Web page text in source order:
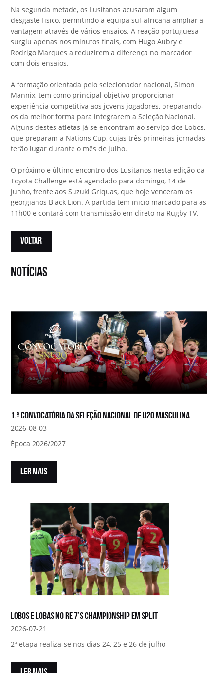
Na segunda metade, os Lusitanos acusaram algum
desgaste físico, permitindo à equipa sul-africana ampliar a
vantagem através de vários ensaios. A reação portuguesa
surgiu apenas nos minutos finais, com Hugo Aubry e
Rodrigo Marques a reduzirem a diferença no marcador
com dois ensaios.
A formação orientada pelo selecionador nacional, Simon
Mannix, tem como principal objetivo proporcionar
experiência competitiva aos jovens jogadores, preparando-
os da melhor forma para integrarem a Seleção Nacional.
Alguns destes atletas já se encontram ao serviço dos Lobos,
que preparam a Nations Cup, cujas três primeiras jornadas
terão lugar durante o mês de julho.
O próximo e último encontro dos Lusitanos nesta edição da
Toyota Challenge está agendado para domingo, 14 de
junho, frente aos Suzuki Griquas, que hoje venceram os
georgianos Black Lion. A partida tem início marcado para as
11h00 e contará com transmissão em direto na Rugby TV.
VOLTAR
notícias
1.ª convocatória da Seleção Nacional de U20 Masculina
2026-08-03
Época 2026/2027
LER MAIS
Lobos e Lobas no RE 7’s Championship em Split
2026-07-21
2ª etapa realiza-se nos dias 24, 25 e 26 de julho